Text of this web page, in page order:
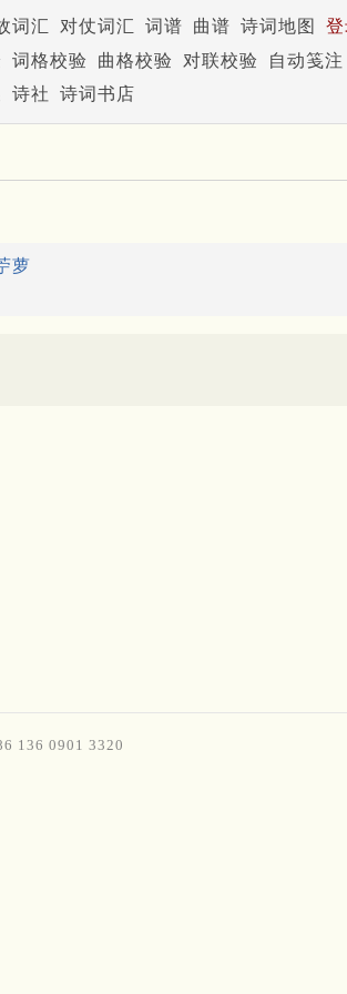
词汇 对仗词汇 词谱 曲谱 诗词地图
词格校验 曲格校验 对联校验
自动笺注
诗社 诗词书店
萝
136 0901 3320